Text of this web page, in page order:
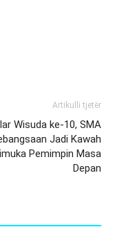
Artikulli tjetër
Wisuda ke-10, SMA
Jadi Kawah
Pemimpin Masa
Depan